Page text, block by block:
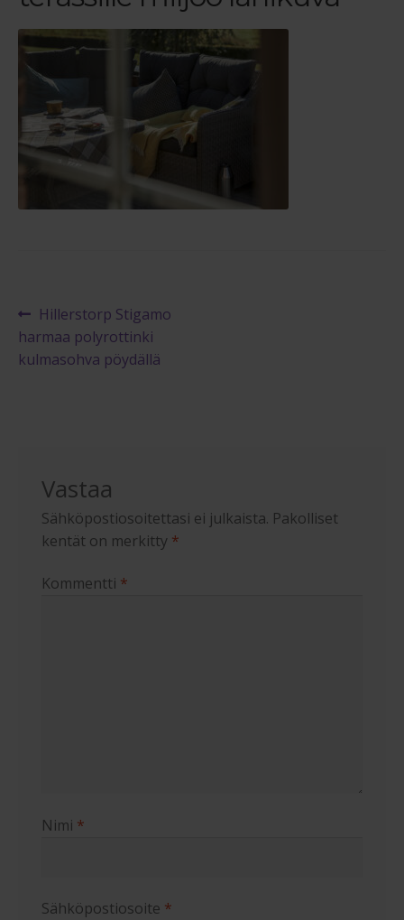
Palautuslomake
Blogi
Artikkelien
selaus
Edellinen
artikkeli
Hillerstorp Stigamo
harmaa polyrottinki
kulmasohva pöydällä
Vastaa
Sähköpostiosoitettasi ei julkaista. Pakolliset
kentät on merkitty *
Kommentti *
Nimi *
Sähköpostiosoite *